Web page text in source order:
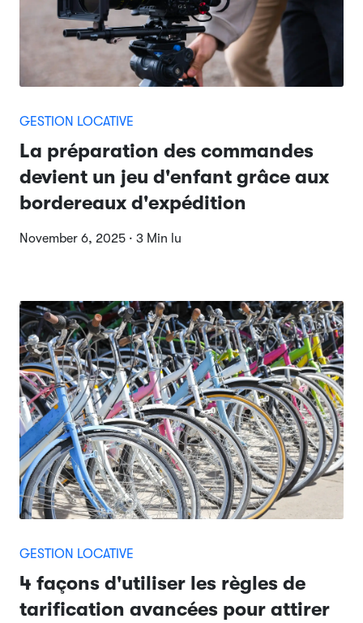
GESTION LOCATIVE
La préparation des commandes
devient un jeu d'enfant grâce aux
bordereaux d'expédition
November 6, 2025 · 3 Min lu
GESTION LOCATIVE
4 façons d'utiliser les règles de
tarification avancées pour attirer